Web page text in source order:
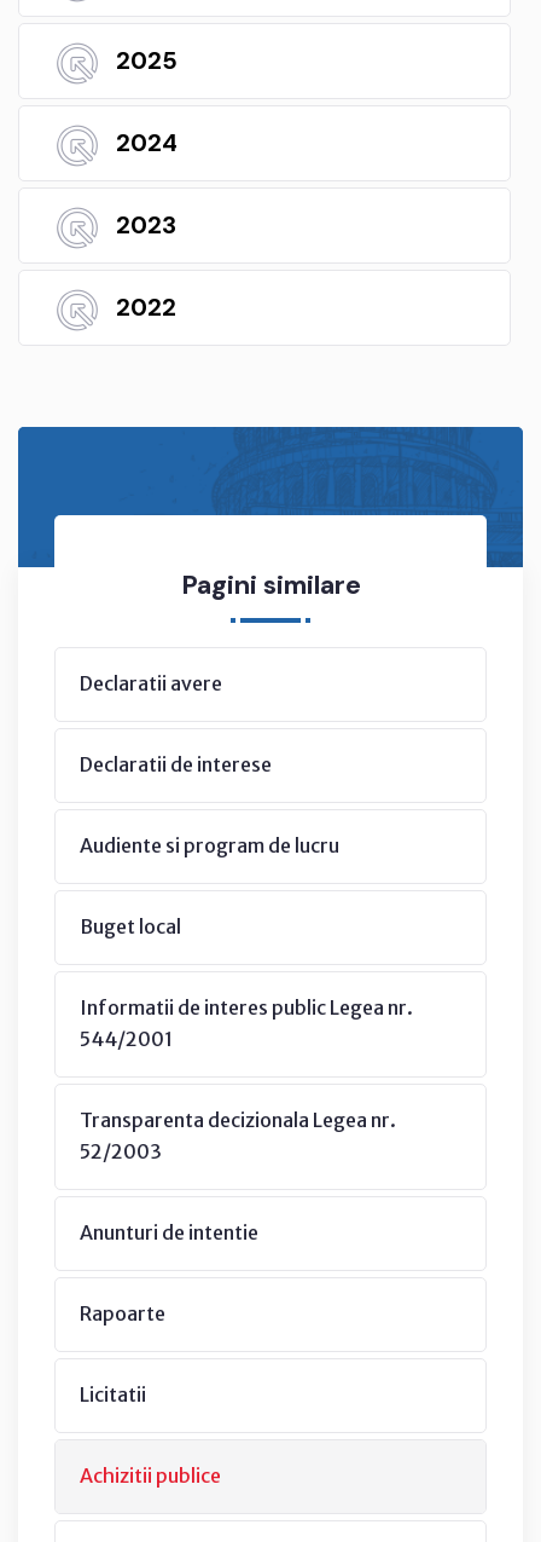
2025
2024
2023
2022
Pagini similare
Declaratii avere
Declaratii de interese
Audiente si program de lucru
Buget local
Informatii de interes public Legea nr.
544/2001
Transparenta decizionala Legea nr.
52/2003
Anunturi de intentie
Rapoarte
Licitatii
Achizitii publice